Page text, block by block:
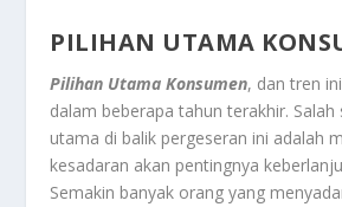
PILIHAN UTAMA
Pilihan Utama Konsumen, dan tren
dalam beberapa tahun terakhir. Salah
utama di balik pergeseran ini adalah
kesadaran akan pentingnya
Semakin banyak orang yang